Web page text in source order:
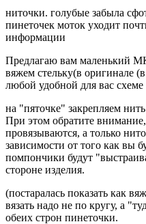
ниточки. голубые забыла
пинеточек моток уходит
информации
Предлагаю вам маленький
вяжем стельку(в оригинале
любой удобной для вас схеме
на "пяточке" закрепляем
При этом обратите
провязываются, а только
зависимости от того как вы
помпончики будут
стороне изделия.
(постаралась показать как
вязать надо не по кругу, а
обеих строн пинеточки.